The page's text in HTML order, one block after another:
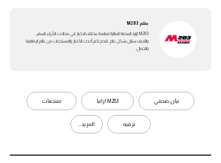
بقلم M283
M283 ارابيا، المنصة المثالية لمتابعة مختلف الاخبار في مجالات الأزياء، السفر،
واللايف ستايل بشكل عام. تقدم لكم أحدث الأخبار والمستجدات من عالم الرفاهية
والجمال.
بيان صحفي M283 ارابيا منتجعات
ترفيه المزيد...